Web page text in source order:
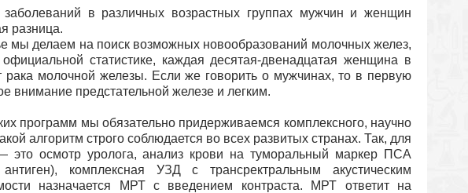
в различных возрастных группах мужчин и женщин
разница.
мы делаем на поиск возможных новообразований молочных желез,
статистике, каждая десятая-двенадцатая женщина в
рака молочной железы. Если же говорить о мужчинах, то в первую
внимание предстательной железе и легким.
программ мы обязательно придерживаемся комплексного, научно
алгоритм строго соблюдается во всех развитых странах. Так, для
это осмотр уролога, анализ крови на туморальный маркер ПСА
антиген), комплексная УЗД с трансректральным акустическим
назначается МРТ с введением контраста. МРТ ответит на